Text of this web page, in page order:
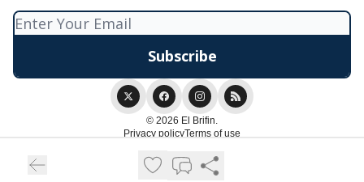
© 2026 El Brifin.
Privacy policyTerms of use
Powered by beehiiv